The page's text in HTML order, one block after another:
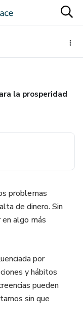
la prosperidad
problemas
de dinero. Sin
algo más
por
y hábitos
pueden
sin que